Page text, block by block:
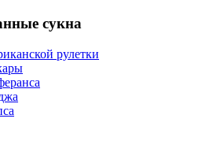
сукна
рулетки